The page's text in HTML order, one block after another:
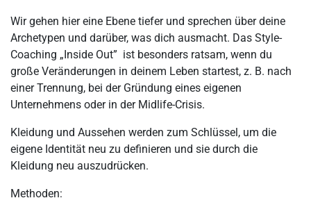
Wir gehen hier eine Ebene tiefer und sprechen über deine
Archetypen und darüber, was dich ausmacht. Das Style-
Coaching „Inside Out” ist besonders ratsam, wenn du
große Veränderungen in deinem Leben startest, z. B. nach
einer Trennung, bei der Gründung eines eigenen
Unternehmens oder in der Midlife-Crisis.
Kleidung und Aussehen werden zum Schlüssel, um die
eigene Identität neu zu definieren und sie durch die
Kleidung neu auszudrücken.
Methoden: